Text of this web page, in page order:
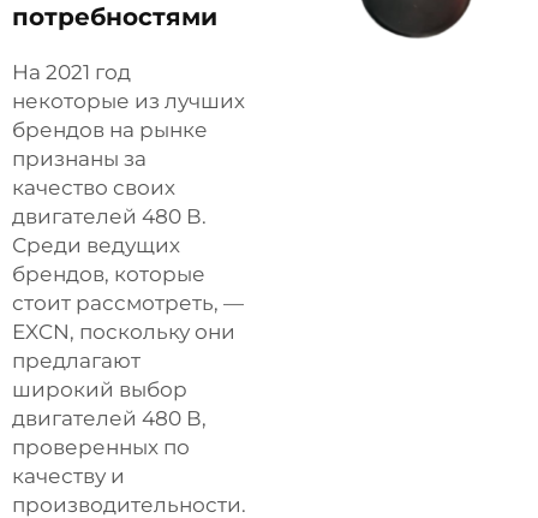
потребностями
На 2021 год
некоторые из лучших
брендов на рынке
признаны за
качество своих
двигателей 480 В.
Среди ведущих
брендов, которые
стоит рассмотреть, —
EXCN, поскольку они
предлагают
широкий выбор
двигателей 480 В,
проверенных по
качеству и
производительности.